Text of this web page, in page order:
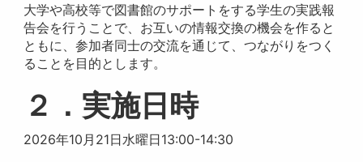
大学や高校等で図書館のサポートをする学生の実践報
告会を行うことで、お互いの情報交換の機会を作ると
ともに、参加者同士の交流を通じて、つながりをつく
ることを目的とします。
２．実施日時
2026年10月21日水曜日13:00-14:30